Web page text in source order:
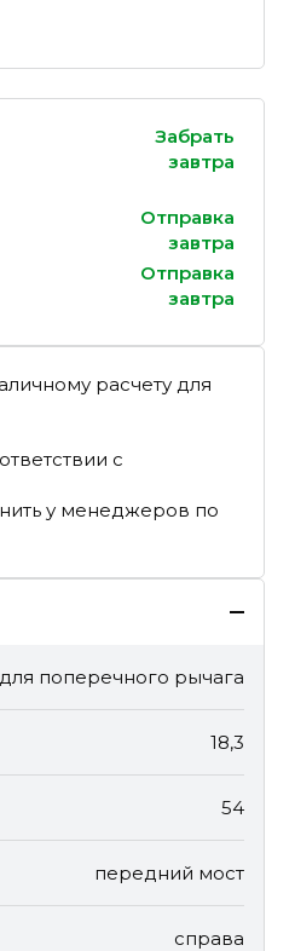
Забрать
завтра
Отправка
завтра
Отправка
завтра
расчету для
с
у менеджеров по
для поперечного рычага
18,3
54
передний мост
справа